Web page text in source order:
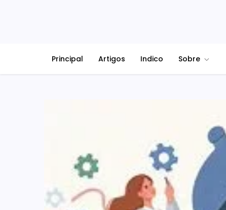
Principal Artigos Indico Sobre